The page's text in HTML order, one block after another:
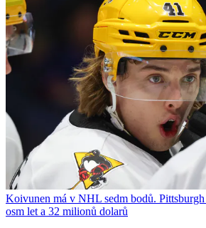
Koivunen má v NHL sedm bodů.
osm let a 32 milionů dolarů